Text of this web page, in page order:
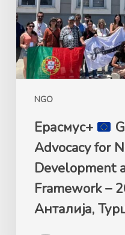
NGO
for
Nature’s
Development
and
Learning
31.06.2026
Анталија,
Турција
Ерасмус+
Advocacy for
Development
Framework –
Анталија,